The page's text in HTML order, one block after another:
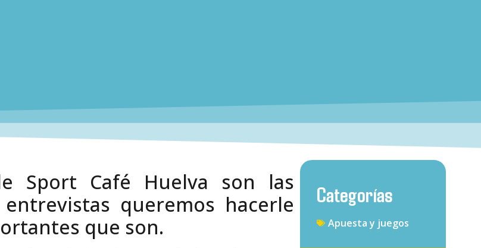
Sport Café Huelva son las
queremos hacerle
que son.
Categorías
Apuesta y juegos